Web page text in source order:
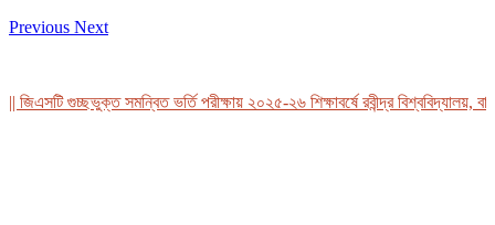
Previous Next
গুচ্ছভুক্ত সমন্বিত ভর্তি পরীক্ষায় ২০২৫-২৬ শিক্ষাবর্ষে রবীন্দ্র বিশ্ববিদ্যালয়,